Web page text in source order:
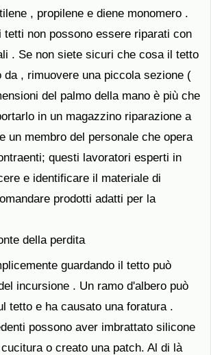
, propilene e diene monomero .
tetti non possono essere riparati con
. Se non siete sicuri che cosa il tetto
da , rimuovere una piccola sezione (
del palmo della mano è più che
in un magazzino riparazione a
un membro del personale che opera
questi lavoratori esperti in
e identificare il materiale di
prodotti adatti per la
della perdita
guardando il tetto può
incursione . Un ramo d'albero può
tetto e ha causato una foratura .
possono aver imbrattato silicone
o creato una patch. Al di là